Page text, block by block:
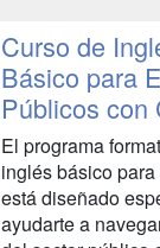
básico, y
acercará al
Curso de
Básico para
Públicos con
El programa
inglés básico
está diseñado
ayudarte a